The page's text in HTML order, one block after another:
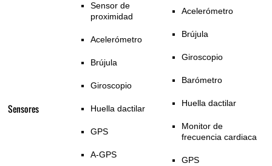
Sensores
Sensor de
proximidad
Acelerómetro
Brújula
Giroscopio
Huella dactilar
GPS
A-GPS
Acelerómetro
Brújula
Giroscopio
Barómetro
Huella dactilar
Monitor de
frecuencia cardiaca
GPS